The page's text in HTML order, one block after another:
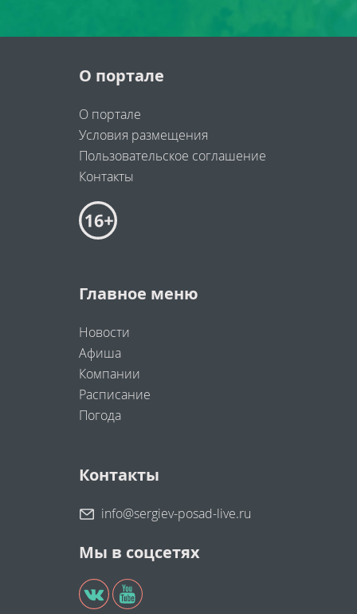
О портале
О портале
Условия размещения
Пользовательское соглашение
Контакты
Главное меню
Новости
Афиша
Компании
Расписание
Погода
Контакты
info@sergiev-posad-live.ru
Мы в соцсетях